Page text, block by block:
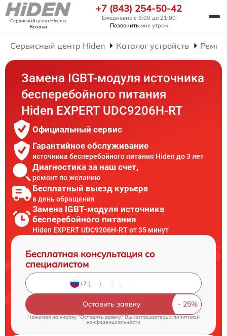
Сервисный центр Hidenв
Казани
+7 (843) 254-50-42
Ежедневно с 9:00 до 21:00
Позвонить мне утром
Сервисный центр Hiden Каталог устройств
Замена IGBT-модуля источника
бесперебойного питания
Hiden EXPERT UDC9206H-RT
Официальный сервис
Гарантийное обслуживание
источника бесперебойного питания Hiden до 3 лет
Диагностика за наш счет,
ремонт по желанию
Бесплатный выезд курьера
в день обращения
Замена IGBT-модуля источника
бесперебойного питания
Hiden EXPERT UDC9206H-RT от 35 минут
Бесплатная консультация со
специалистом
Оставить заявку
Нажимая на кнопку "Оставить заявку" Вы соглашаетесь c политикой
конфиденциальности